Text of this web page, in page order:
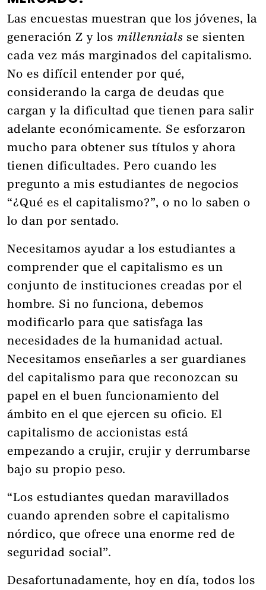
Las encuestas muestran que los jóvenes, la
generación Z y los millennials se sienten
cada vez más marginados del capitalismo.
No es difícil entender por qué,
considerando la carga de deudas que
cargan y la dificultad que tienen para salir
adelante económicamente. Se esforzaron
mucho para obtener sus títulos y ahora
tienen dificultades. Pero cuando les
pregunto a mis estudiantes de negocios
“¿Qué es el capitalismo?”, o no lo saben o
lo dan por sentado.
Necesitamos ayudar a los estudiantes a
comprender que el capitalismo es un
conjunto de instituciones creadas por el
hombre. Si no funciona, debemos
modificarlo para que satisfaga las
necesidades de la humanidad actual.
Necesitamos enseñarles a ser guardianes
del capitalismo para que reconozcan su
papel en el buen funcionamiento del
ámbito en el que ejercen su oficio. El
capitalismo de accionistas está
empezando a crujir, crujir y derrumbarse
bajo su propio peso.
“Los estudiantes quedan maravillados
cuando aprenden sobre el capitalismo
nórdico, que ofrece una enorme red de
seguridad social”.
Desafortunadamente, hoy en día, todos los